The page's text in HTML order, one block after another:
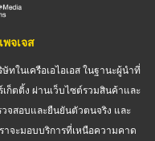
จเจส
ในเครือเอไอเอส ในฐานะผู้นำที่
ตติ้ง ผ่านเว็บไซต์รวมสินค้าและ
จสอบและยืนยันตัวตนจริง และ
จะมอบบริการที่เหนือความคาด